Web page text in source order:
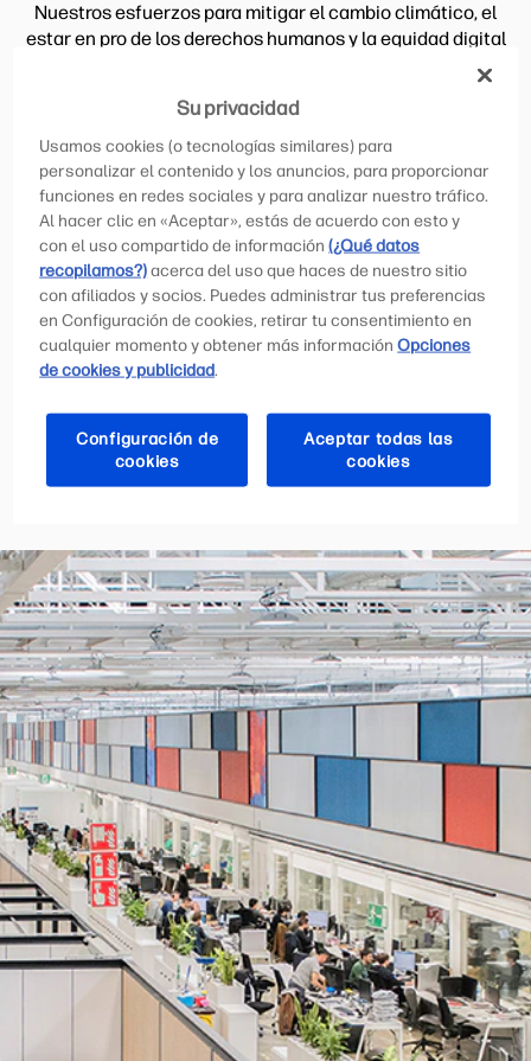
Nuestros esfuerzos para mitigar el cambio climático, el
estar en pro de los derechos humanos y la equidad digital
demuestran que estamos haciendo todo lo posible para
Con más de 80 años de acciones que prueban nuestras
intenciones, tenemos la confianza necesaria para
imaginar un mundo donde la innovación impulse
contribuciones extraordinarias para la humanidad.
Y nuestra tecnología –un portafolio de productos y
servicios de sistemas personales, impresoras y
soluciones de impresión en 3D– fue creada para inspirar
ese progreso.
Sabemos que las buenas ideas pueden venir de cualquier
Y solo hace falta una para cambiar el mundo.
Su privacidad
Usamos cookies (o tecnologías similares) para
personalizar el contenido y los anuncios, para proporcionar
funciones en redes sociales y para analizar nuestro tráfico.
Al hacer clic en «Aceptar», estás de acuerdo con esto y
con el uso compartido de información(¿Qué datos
recopilamos?)acerca del uso que haces de nuestro sitio
con afiliados y socios. Puedes administrar tus preferencias
en Configuración de cookies, retirar tu consentimiento en
cualquier momento y obtener más informaciónOpciones
de cookies y publicidad.
Configuración de
cookies
Aceptar todas las
cookies